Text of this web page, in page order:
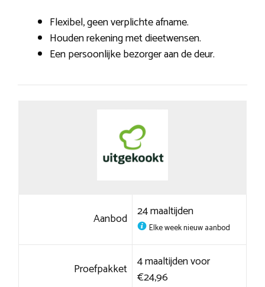
Flexibel, geen verplichte afname.
Houden rekening met dieetwensen.
Een persoonlijke bezorger aan de deur.
Aanbod 24 maaltijden
Elke week nieuw aanbod
Proefpakket 4 maaltijden voor
€24,96